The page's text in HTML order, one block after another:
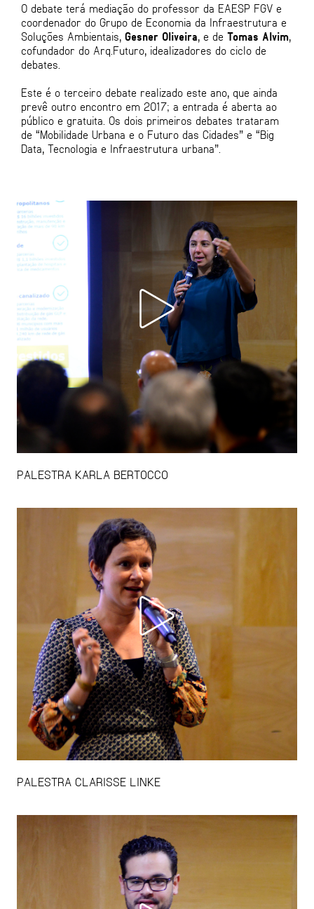
O debate terá mediação do professor da EAESP FGV e
coordenador do Grupo de Economia da Infraestrutura e
Soluções Ambientais, Gesner Oliveira , e de Tomas Alvim
cofundador do Arq.Futuro, idealizadores do ciclo de
debates.
Este é o terceiro debate realizado este ano, que ainda
prevê outro encontro em 2017; a entrada é aberta ao
público e gratuita. Os dois primeiros debates trataram
de “Mobilidade Urbana e o Futuro das Cidades” e “Big
Data, Tecnologia e Infraestrutura urbana”.
PALESTRA KARLA BERTOCCO
PALESTRA CLARISSE LINKE